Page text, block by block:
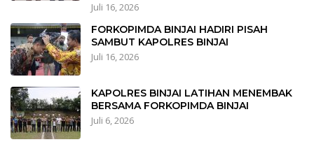
Juli 16, 2026
FORKOPIMDA BINJAI HADIRI PISAH
SAMBUT KAPOLRES BINJAI
Juli 16, 2026
KAPOLRES BINJAI LATIHAN MENEMBAK
BERSAMA FORKOPIMDA BINJAI
Juli 6, 2026